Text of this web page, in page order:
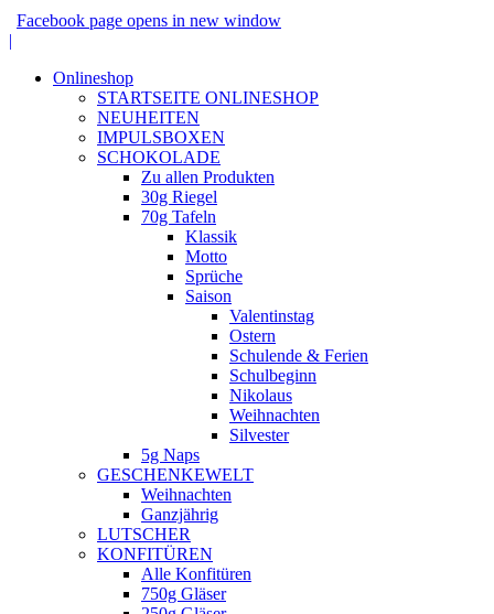
Facebook page opens in new window
|
Onlineshop
STARTSEITE ONLINESHOP
NEUHEITEN
IMPULSBOXEN
SCHOKOLADE
Zu allen Produkten
30g Riegel
70g Tafeln
Klassik
Motto
Sprüche
Saison
Valentinstag
Ostern
Schulende & Ferien
Schulbeginn
Nikolaus
Weihnachten
Silvester
5g Naps
GESCHENKEWELT
Weihnachten
Ganzjährig
LUTSCHER
KONFITÜREN
Alle Konfitüren
750g Gläser